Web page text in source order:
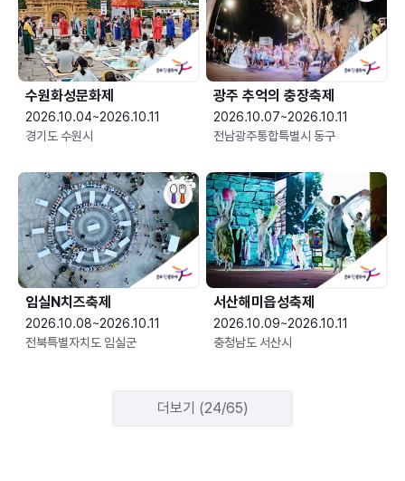
수원화성문화제
2026.10.04~2026.10.11
경기도 수원시
광주 추억의 충장축제
2026.10.07~2026.10.11
전남광주통합특별시 동구
임실N치즈축제
2026.10.08~2026.10.11
전북특별자치도 임실군
서산해미읍성축제
2026.10.09~2026.10.11
충청남도 서산시
더보기 (24/65)